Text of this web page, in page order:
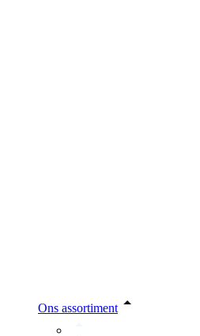
Ons assortiment